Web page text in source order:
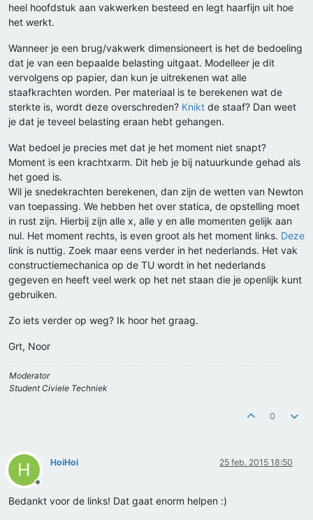
heel hoofdstuk aan vakwerken besteed en legt haarfijn uit hoe
het werkt.
Wanneer je een brug/vakwerk dimensioneert is het de bedoeling
dat je van een bepaalde belasting uitgaat. Modelleer je dit
vervolgens op papier, dan kun je uitrekenen wat alle
staafkrachten worden. Per materiaal is te berekenen wat de
sterkte is, wordt deze overschreden? Knikt de staaf? Dan weet
je dat je teveel belasting eraan hebt gehangen.
Wat bedoel je precies met dat je het moment niet snapt?
Moment is een krachtxarm. Dit heb je bij natuurkunde gehad als
het goed is.
Wil je snedekrachten berekenen, dan zijn de wetten van Newton
van toepassing. We hebben het over statica, de opstelling moet
in rust zijn. Hierbij zijn alle x, alle y en alle momenten gelijk aan
nul. Het moment rechts, is even groot als het moment links. Deze
link is nuttig. Zoek maar eens verder in het nederlands. Het vak
constructiemechanica op de TU wordt in het nederlands
gegeven en heeft veel werk op het net staan die je openlijk kunt
gebruiken.
Zo iets verder op weg? Ik hoor het graag.
Grt, Noor
Moderator
Student Civiele Techniek
0
H
Offline
HoiHoi 25 feb. 2015 18:50
Bedankt voor de links! Dat gaat enorm helpen :)